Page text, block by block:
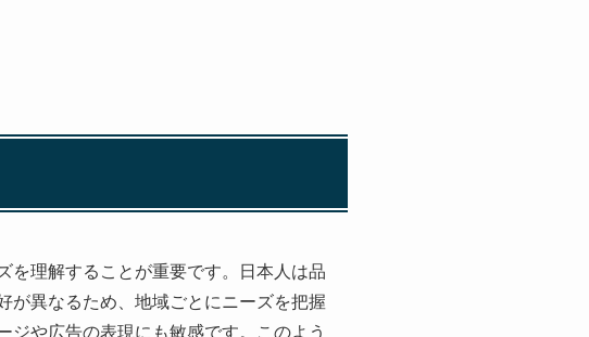
を理解することが重要です。日本人は品
が異なるため、地域ごとにニーズを把握
や広告の表現にも敏感です。このよう